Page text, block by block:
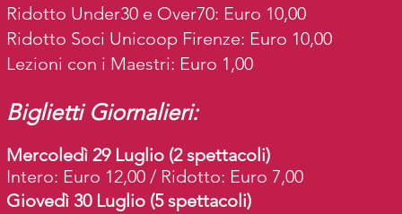
Ridotto Under30 e Over70: Euro 10,00
Ridotto Soci Unicoop Firenze: Euro 10,00
Lezioni con i Maestri: Euro 1,00
Biglietti Giornalieri:
Mercoledì 29 Luglio (2 spettacoli)
Intero: Euro 12,00 / Ridotto: Euro 7,00
Giovedì 30 Luglio (5 spettacoli)